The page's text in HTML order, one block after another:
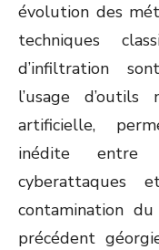
évolution des
techniques
d’infiltration
l’usage d’outils
artificielle,
inédite entre
cyberattaques
contamination
précédent